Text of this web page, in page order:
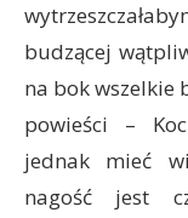
budzącej
na bok
powieści –
jednak mieć
nagość jest